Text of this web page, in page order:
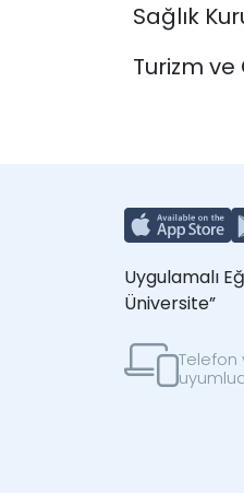
Sağlık
Turizm
Uygulamalı
Üniversite”
Telefon